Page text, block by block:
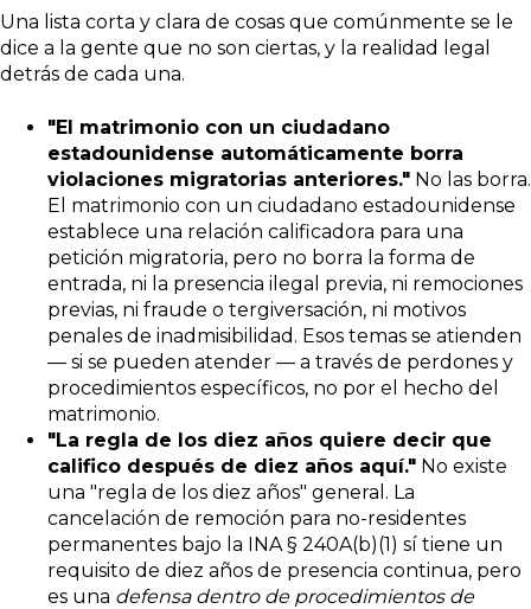
Una lista corta y clara de cosas que comúnmente se le
dice a la gente que no son ciertas, y la realidad legal
detrás de cada una.
"El matrimonio con un ciudadano
estadounidense automáticamente borra
violaciones migratorias anteriores." No las borra.
El matrimonio con un ciudadano estadounidense
establece una relación calificadora para una
petición migratoria, pero no borra la forma de
entrada, ni la presencia ilegal previa, ni remociones
previas, ni fraude o tergiversación, ni motivos
penales de inadmisibilidad. Esos temas se atienden
— si se pueden atender — a través de perdones y
procedimientos específicos, no por el hecho del
matrimonio.
"La regla de los diez años quiere decir que
califico después de diez años aquí." No existe
una "regla de los diez años" general. La
cancelación de remoción para no-residentes
permanentes bajo la INA § 240A(b)(1) sí tiene un
requisito de diez años de presencia continua, pero
es una defensa dentro de procedimientos de